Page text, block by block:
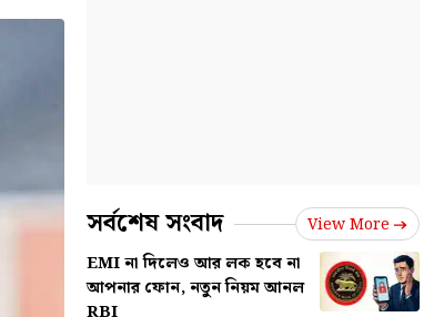
সর্বশেষ সংবাদ View More
EMI না দিলেও আর লক হবে না
আপনার ফোন, নতুন নিয়ম আনল